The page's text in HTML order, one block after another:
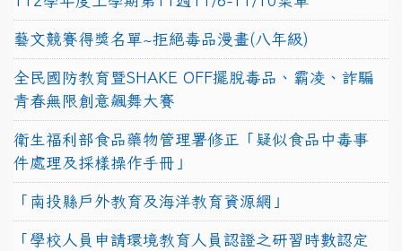
藝文競賽得獎名單~拒絕毒品漫畫(八年級)
全民國防教育暨SHAKE OFF擺脫毒品、霸凌、詐騙
青春無限創意飆舞大賽
衛生福利部食品藥物管理署修正「疑似食品中毒事
件處理及採樣操作手冊」
「南投縣戶外教育及海洋教育資源網」
「學校人員申請環境教育人員認證之研習時數認定